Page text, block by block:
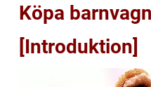
Köpa barnvagn
[Introduktion]